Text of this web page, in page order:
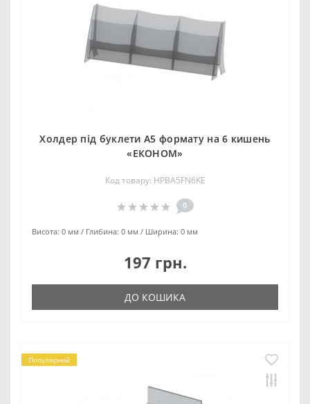
Холдер під буклети А5 формату на 6 кишень
«ЕКОНОМ»
Код товару: HPBA5FN6KE
0
Висота: 0 мм Глибина: 0 мм Ширина: 0 мм
197 грн.
ДО КОШИКА
Популярний